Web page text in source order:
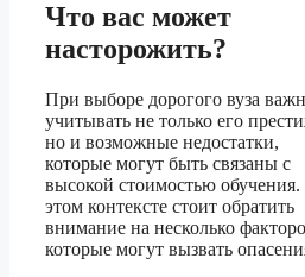
Что вас может
насторожить?
При выборе дорогого вуза
учитывать не только его
но и возможные недостатки,
которые могут быть связаны с
высокой стоимостью
этом контексте стоит обратить
внимание на несколько
которые могут вызвать